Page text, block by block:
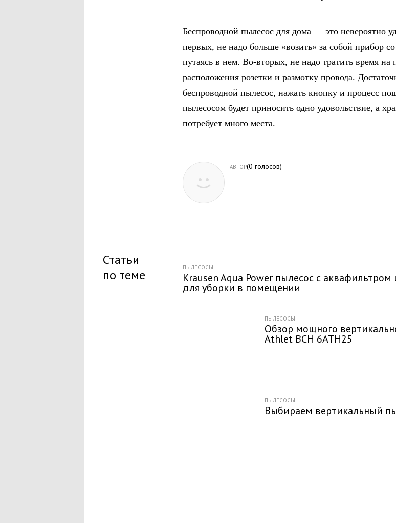
Беспроводной пылесос для дома — это невероятно
первых, не надо больше «возить» за собой прибор
путаясь в нем. Во-вторых, не надо тратить время на
расположения розетки и размотку провода.
беспроводной пылесос, нажать кнопку и процесс
пылесосом будет приносить одно удовольствие, а
потребует много места.
АВТОР(0 голосов)
Статьи
по теме
ПЫЛЕСОСЫ
Krausen Aqua Power пылесос с
для уборки в помещении
ПЫЛЕСОСЫ
Обзор мощного
Athlet BCH 6ATH25
ПЫЛЕСОСЫ
Выбираем вертикальный